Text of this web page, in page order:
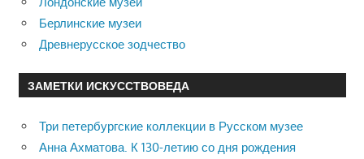
Берлинские музеи
Древнерусское зодчество
ЗАМЕТКИ ИСКУССТВОВЕДА
Три петербургские коллекции в Русском музее
Анна Ахматова. К 130-летию со дня рождения